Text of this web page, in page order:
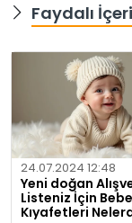
Faydalı
24.07.2024 12:48
Yeni doğan
Listeniz İçin
Kıyafetleri